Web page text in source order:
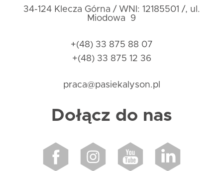
34-124 Klecza Górna / WNI: 12185501 /, ul.
Miodowa 9
+(48) 33 875 88 07
+(48) 33 875 12 36
praca@pasiekalyson.pl
Dołącz do nas